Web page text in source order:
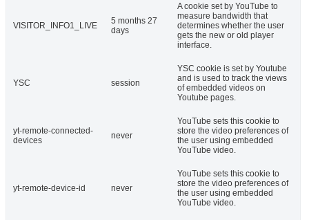
VISITOR_INFO1_LIVE
5 months 27
days
A cookie set by YouTube to
measure bandwidth that
determines whether the user
gets the new or old player
interface.
YSC session
YSC cookie is set by Youtube
and is used to track the views
of embedded videos on
Youtube pages.
yt-remote-connected-
devices
never
YouTube sets this cookie to
store the video preferences of
the user using embedded
YouTube video.
yt-remote-device-id never
YouTube sets this cookie to
store the video preferences of
the user using embedded
YouTube video.